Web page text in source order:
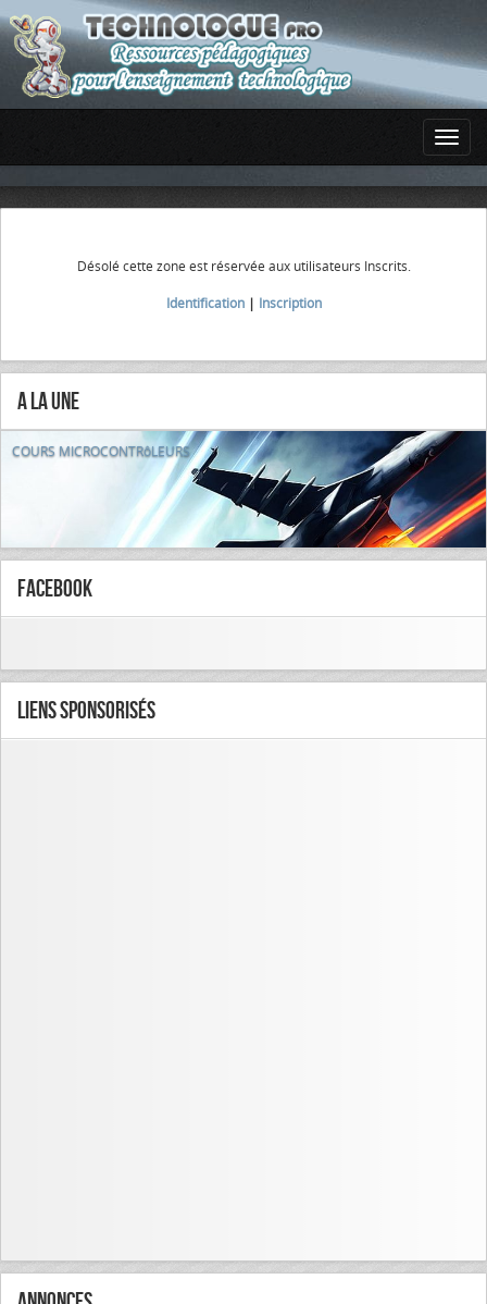
Désolé cette zone est réservée aux utilisateurs Inscrits.
Identification| Inscription
A la Une
COURS MICROCONTRôLEURS
FaceBook
Liens Sponsorisés